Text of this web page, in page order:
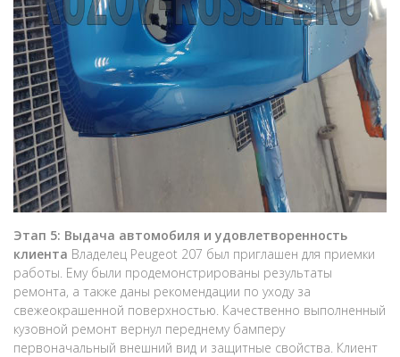
Этап 5: Выдача автомобиля и удовлетворенность
клиента Владелец Peugeot 207 был приглашен для приемки
работы. Ему были продемонстрированы результаты
ремонта, а также даны рекомендации по уходу за
свежеокрашенной поверхностью. Качественно выполненный
кузовной ремонт вернул переднему бамперу
первоначальный внешний вид и защитные свойства. Клиент